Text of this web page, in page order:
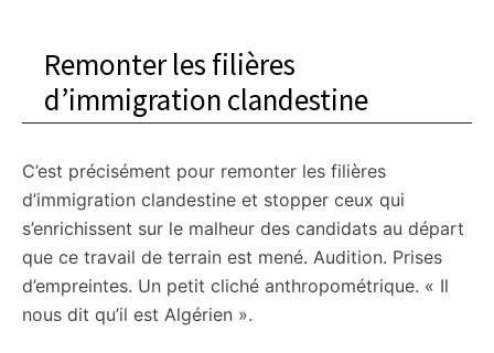
Remonter les filières
d’immigration clandestine
C’est précisément pour remonter les filières
d’immigration clandestine et stopper ceux qui
s’enrichissent sur le malheur des candidats au départ
que ce travail de terrain est mené. Audition. Prises
d’empreintes. Un petit cliché anthropométrique. « Il
nous dit qu’il est Algérien ».